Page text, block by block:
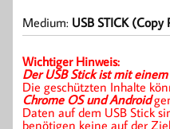
Medium: USB STICK (Copy
Wichtiger Hinweis:
Der USB Stick ist mit
Die geschützten Inhalte
Chrome OS und Android
Daten auf dem USB Stick
benötigen keine auf der